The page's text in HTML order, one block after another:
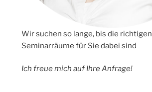
Wir suchen so lange, bis die richtigen
Seminarräume für Sie dabei sind
Ich freue mich auf Ihre Anfrage!